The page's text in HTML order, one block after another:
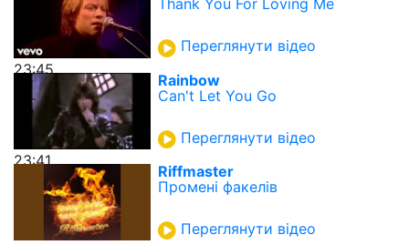
23:45
Thank You For Loving Me
Переглянути відео
23:41
Rainbow
Can't Let You Go
Переглянути відео
Riffmaster
Промені факелів
Переглянути відео